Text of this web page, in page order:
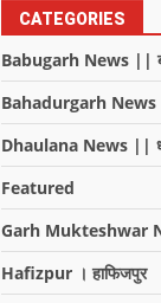
CATEGORIES
Babugarh News ||
Bahadurgarh News
Dhaulana News ||
Featured
Garh Mukteshwar
Hafizpur । हाफिजपुर